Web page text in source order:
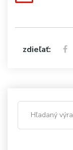
zdieľať: